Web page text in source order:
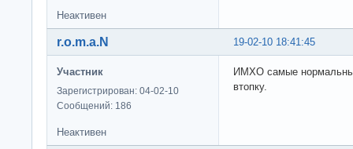
Неактивен
19-02-10 18:41:45
r.o.m.a.N
Участник
Зарегистрирован: 04-02-10
Сообщений: 186
ИМХО самые
втопку.
Неактивен